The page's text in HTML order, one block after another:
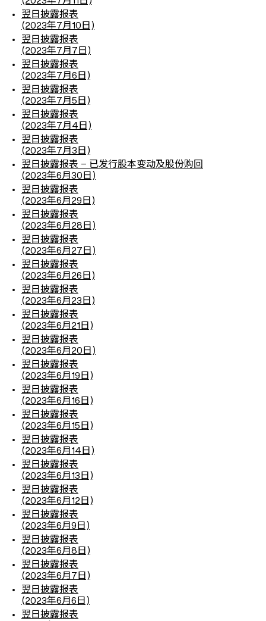
翌日披露报表
(2023年7月10日)
翌日披露报表
(2023年7月7日)
翌日披露报表
(2023年7月6日)
翌日披露报表
(2023年7月5日)
翌日披露报表
(2023年7月4日)
翌日披露报表
(2023年7月3日)
翌日披露报表 – 已发行股本变动及股份购回
(2023年6月30日)
翌日披露报表
(2023年6月29日)
翌日披露报表
(2023年6月28日)
翌日披露报表
(2023年6月27日)
翌日披露报表
(2023年6月26日)
翌日披露报表
(2023年6月23日)
翌日披露报表
(2023年6月21日)
翌日披露报表
(2023年6月20日)
翌日披露报表
(2023年6月19日)
翌日披露报表
(2023年6月16日)
翌日披露报表
(2023年6月15日)
翌日披露报表
(2023年6月14日)
翌日披露报表
(2023年6月13日)
翌日披露报表
(2023年6月12日)
翌日披露报表
(2023年6月9日)
翌日披露报表
(2023年6月8日)
翌日披露报表
(2023年6月7日)
翌日披露报表
(2023年6月6日)
翌日披露报表